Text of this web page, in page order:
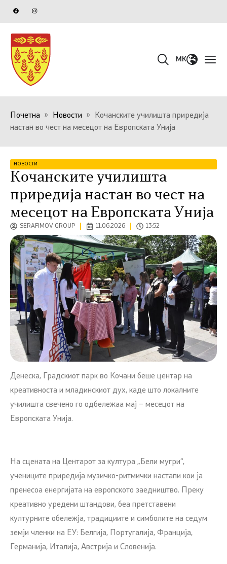
MK
Почетна » Новости »
Кочанските училишта приредија
настан во чест на месецот на Европската Унија
НОВОСТИ
Кочанските училишта
приредија настан во чест на
месецот на Европската Унија
SERAFIMOV GROUP 11.06.2026 13:52
Денеска, Градскиот парк во Кочани беше центар на
креативноста и младинскиот дух, каде што локалните
училишта свечено го одбележаа мај – месецот на
Европската Унија.
На сцената на Центарот за култура „Бели мугри“,
учениците приредија музичко-ритмички настапи кои ја
пренесоа енергијата на европското заедништво. Преку
креативно уредени штандови, беа претставени
културните обележја, традициите и симболите на седум
земји членки на ЕУ: Белгија, Португалија, Франција,
Германија, Италија, Австрија и Словенија.